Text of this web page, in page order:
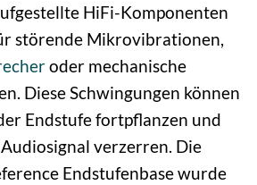
HiFi-Komponenten
störende Mikrovibrationen,
oder mechanische
Diese Schwingungen können
Endstufe fortpflanzen und
verzerren. Die
Endstufenbase wurde